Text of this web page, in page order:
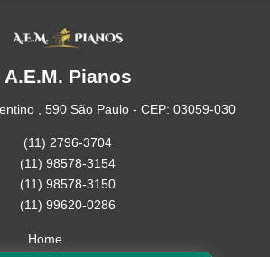
A.E.M. Pianos
, 590 São Paulo - CEP: 03059-030
(11) 2796-3704
(11) 98578-3154
(11) 98578-3150
(11) 99620-0286
Home